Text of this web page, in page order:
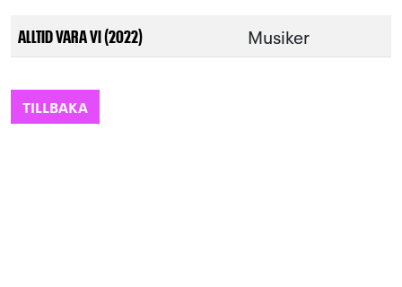
ALLTID VARA VI (2022) Musiker
TILLBAKA